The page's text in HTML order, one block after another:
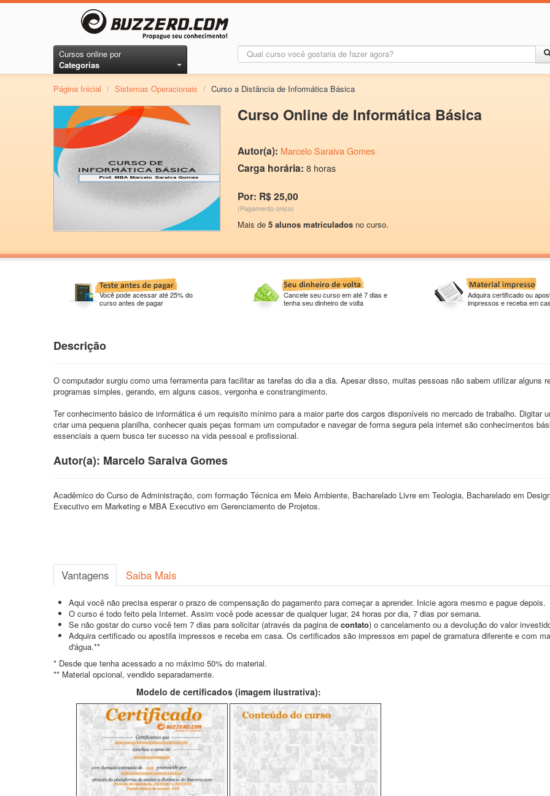
Cursos online por
Categorias
Página Inicial / Sistemas Operacionais / Curso a Distância de Informática Básica
Curso Online de Informática Básica
Autor(a): Marcelo Saraiva Gomes
Carga horária: 8 horas
Por: R$ 25,00
(Pagamento único)
Mais de 5 alunos matriculados no curso.
Você pode acessar até 25% do
curso antes de pagar
Cancele seu curso em até 7 dias e
tenha seu dinheiro de volta
Adquira certificado ou
impressos e receba em
Descrição
O computador surgiu como uma ferramenta para facilitar as tarefas do dia a dia. Apesar disso, muitas pessoas não sabem utilizar alguns
programas simples, gerando, em alguns casos, vergonha e constrangimento.
Ter conhecimento básico de informática é um requisito mínimo para a maior parte dos cargos disponíveis no mercado de trabalho. Digitar
criar uma pequena planilha, conhecer quais peças formam um computador e navegar de forma segura pela internet são conhecimentos
essenciais a quem busca ter sucesso na vida pessoal e profissional.
Autor(a): Marcelo Saraiva Gomes
Acadêmico do Curso de Administração, com formação Técnica em Meio Ambiente, Bacharelado Livre em Teologia, Bacharelado em
Executivo em Marketing e MBA Executivo em Gerenciamento de Projetos.
Vantagens Saiba Mais
Aqui você não precisa esperar o prazo de compensação do pagamento para começar a aprender. Inicie agora mesmo e pague depois.
O curso é todo feito pela Internet. Assim você pode acessar de qualquer lugar, 24 horas por dia, 7 dias por semana.
Se não gostar do curso você tem 7 dias para solicitar (através da pagina de contato) o cancelamento ou a devolução do valor
Adquira certificado ou apostila impressos e receba em casa. Os certificados são impressos em papel de gramatura diferente e com
d'água.**
* Desde que tenha acessado a no máximo 50% do material.
** Material opcional, vendido separadamente.
Modelo de certificados (imagem ilustrativa):